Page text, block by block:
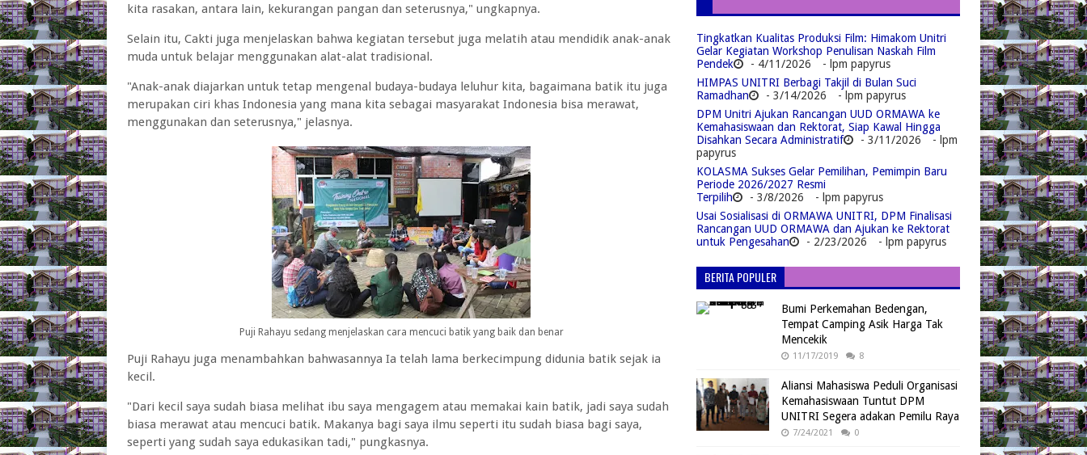
kita rasakan, antara lain, kekurangan pangan dan seterusnya," ungkapnya.
Selain itu, Cakti juga menjelaskan bahwa kegiatan tersebut juga melatih atau mendidik anak-anak
muda untuk belajar menggunakan alat-alat tradisional.
"Anak-anak diajarkan untuk tetap mengenal budaya-budaya leluhur kita, bagaimana batik itu juga
merupakan ciri khas Indonesia yang mana kita sebagai masyarakat Indonesia bisa merawat,
menggunakan dan seterusnya," jelasnya.
Puji Rahayu sedang menjelaskan cara mencuci batik yang baik dan benar
Puji Rahayu juga menambahkan bahwasannya Ia telah lama berkecimpung didunia batik sejak ia
kecil.
"Dari kecil saya sudah biasa melihat ibu saya mengagem atau memakai kain batik, jadi saya sudah
biasa merawat atau mencuci batik. Makanya bagi saya ilmu seperti itu sudah biasa bagi saya,
seperti yang sudah saya edukasikan tadi," pungkasnya.
Tingkatkan Kualitas Produksi Film: Himakom Unitri
Gelar Kegiatan Workshop Penulisan Naskah Film
Pendek
- 4/11/2026
- lpm papyrus
HIMPAS UNITRI Berbagi Takjil di Bulan Suci
Ramadhan
- 3/14/2026
- lpm papyrus
DPM Unitri Ajukan Rancangan UUD ORMAWA ke
Kemahasiswaan dan Rektorat, Siap Kawal Hingga
Disahkan Secara Administratif
- 3/11/2026
- lpm
papyrus
KOLASMA Sukses Gelar Pemilihan, Pemimpin Baru
Periode 2026/2027 Resmi
Terpilih
- 3/8/2026
- lpm papyrus
Usai Sosialisasi di ORMAWA UNITRI, DPM Finalisasi
Rancangan UUD ORMAWA dan Ajukan ke Rektorat
untuk Pengesahan
- 2/23/2026 - lpm papyrus
BERITA POPULER
Bumi Perkemahan Bedengan,
Tempat Camping Asik Harga Tak
Mencekik
11/17/2019 8
Aliansi Mahasiswa Peduli Organisasi
Kemahasiswaan Tuntut DPM
UNITRI Segera adakan Pemilu Raya
7/24/2021 0